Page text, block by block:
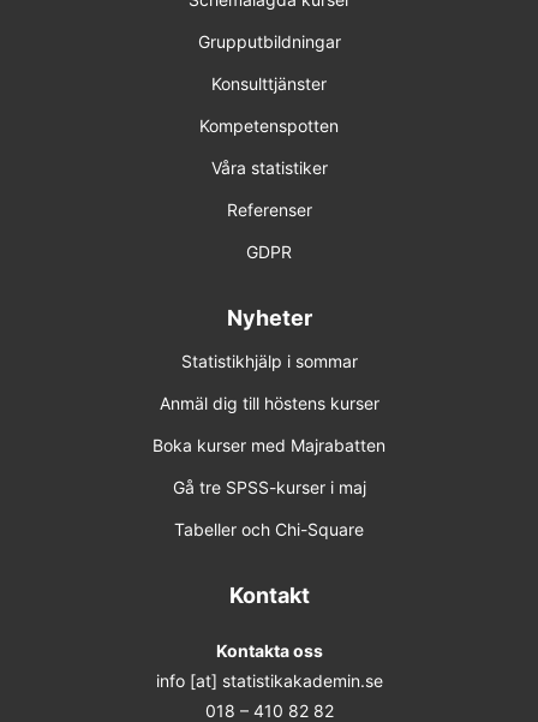
Grupputbildningar
Konsulttjänster
Kompetenspotten
Våra statistiker
Referenser
GDPR
Nyheter
Statistikhjälp i sommar
Anmäl dig till höstens kurser
Boka kurser med Majrabatten
Gå tre SPSS-kurser i maj
Tabeller och Chi-Square
Kontakt
Kontakta oss
info [at] statistikakademin.se
018 – 410 82 82